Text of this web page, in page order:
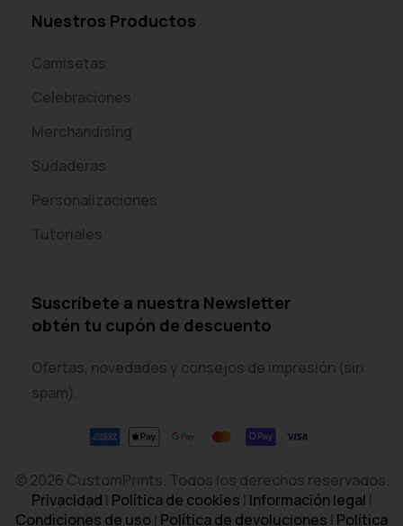
Nuestros Productos
Camisetas
Celebraciones
Merchandising
Sudaderas
Personalizaciones
Tutoriales
Suscríbete a nuestra Newsletter
obtén tu cupón de descuento
Ofertas, novedades y consejos de impresión (sin
spam).
© 2026 CustomPrints. Todos los derechos reservados.
Privacidad | Política de cookies | Información legal |
Condiciones de uso| Política de devoluciones | Política